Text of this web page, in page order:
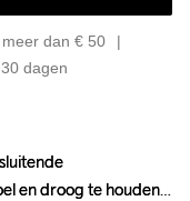
dan € 50
dagen
en droog te houden
en droog te houden